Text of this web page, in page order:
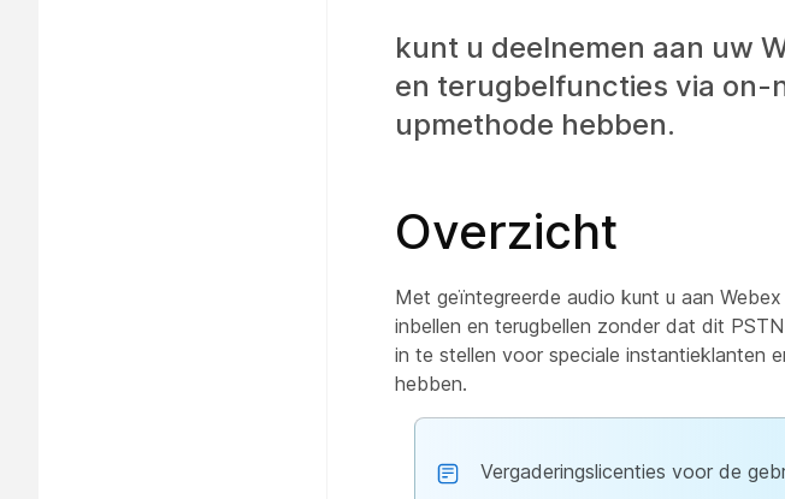
kunt u deelnemen aan uw
en terugbelfuncties via on-
upmethode hebben.
Overzicht
Met geïntegreerde audio kunt u aan
inbellen en terugbellen zonder dat dit
in te stellen voor speciale instantieklanten
hebben.
Vergaderingslicenties voor de